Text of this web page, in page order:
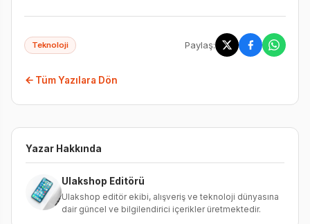
Teknoloji Paylaş:
Tüm Yazılara Dön
Yazar Hakkında
Ulakshop Editörü
Ulakshop editör ekibi, alışveriş ve teknoloji dünyasına
dair güncel ve bilgilendirici içerikler üretmektedir.